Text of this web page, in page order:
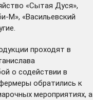
«Сытая Дуся»,
М», «Васильевский
проходят в
о содействии в
обратились к
мероприятиях, а